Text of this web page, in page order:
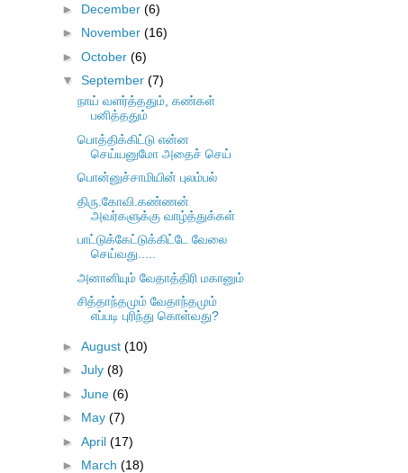
► December (6)
► November (16)
► October (6)
▼ September (7)
நாய் வளர்த்ததும், கண்கள்
பனித்ததும்
பொத்திக்கிட்டு என்ன
செய்யனுமோ அதைச் செய்
பொன்னுச்சாமியின் புலம்பல்
திரு.கோவி.கண்ணன்
அவர்களுக்கு வாழ்த்துக்கள்
பாட்டுக்கேட்டுக்கிட்டே வேலை
செய்வது.....
அனானியும் வேதாத்திரி மகானும்
சித்தாந்தமும் வேதாந்தமும்
எப்படி புரிந்து கொள்வது?
► August (10)
► July (8)
► June (6)
► May (7)
► April (17)
► March (18)